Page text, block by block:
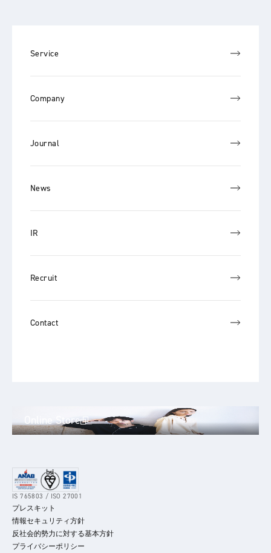
Service
Company
Journal
News
IR
Recruit
Contact
Online Store
IS 765803 / ISO 27001
プレスキット
情報セキュリティ方針
反社会的勢力に対する基本方針
プライバシーポリシー